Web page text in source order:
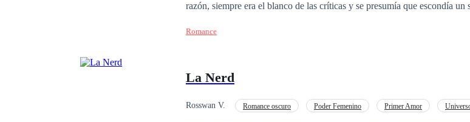
razón, siempre era el blanco de las críticas y se presumía que escondía
sus vestidos estampados se ocultaba un chico, quien estaba condenado a
Romance
La Nerd
Rosswan V. Romance oscuro Poder Femenino Primer Amor